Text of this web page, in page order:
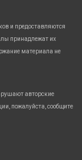
и предоставляются
принадлежат их
материала не
авторские
пожалуйста, сообщите